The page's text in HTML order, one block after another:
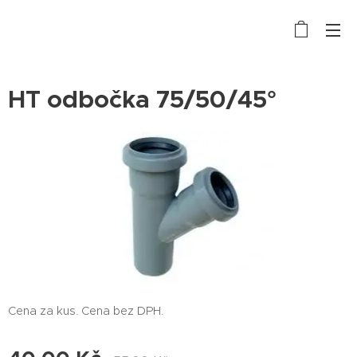
HT odbočka 75/50/45°
Cena za kus. Cena bez DPH.